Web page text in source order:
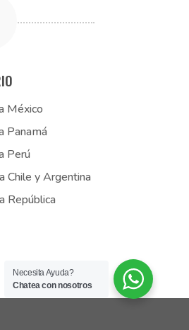
México
Panamá
Perú
Chile y Argentina
República
Necesita Ayuda?
Chatea con nosotros